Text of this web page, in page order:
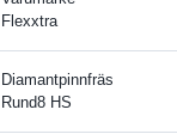
Flexxtra
Diamantpinnfräs
Rund8 HS